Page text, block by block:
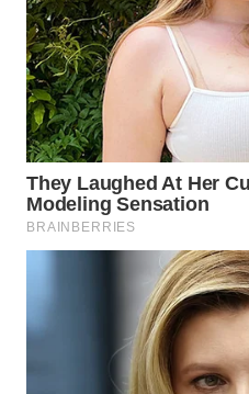
WN
MALUT
WN
DAIRI
WN
DANAU
TOBA